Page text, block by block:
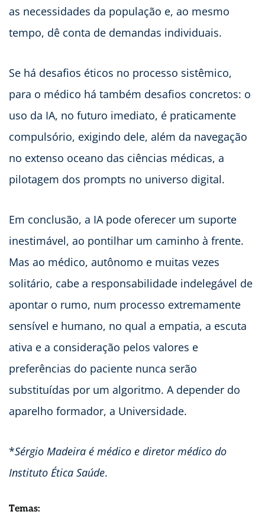
as necessidades da população e, ao mesmo
tempo, dê conta de demandas individuais.
Se há desafios éticos no processo sistêmico,
para o médico há também desafios concretos: o
uso da IA, no futuro imediato, é praticamente
compulsório, exigindo dele, além da navegação
no extenso oceano das ciências médicas, a
pilotagem dos prompts no universo digital.
Em conclusão, a IA pode oferecer um suporte
inestimável, ao pontilhar um caminho à frente.
Mas ao médico, autônomo e muitas vezes
solitário, cabe a responsabilidade indelegável de
apontar o rumo, num processo extremamente
sensível e humano, no qual a empatia, a escuta
ativa e a consideração pelos valores e
preferências do paciente nunca serão
substituídas por um algoritmo. A depender do
aparelho formador, a Universidade.
*Sérgio Madeira é médico e diretor médico do
Instituto Ética Saúde.
Temas: